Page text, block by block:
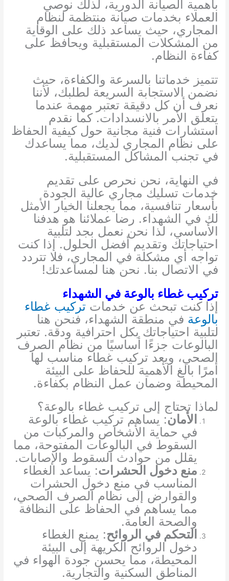
بأهمية الصيانة الدورية، لذلك نوصي
العملاء بخدمات صيانة منتظمة لنظام
المجاري، حيث يساعد ذلك على الوقاية
من المشكلات المستقبلية ويحافظ على
كفاءة النظام.
تتميز خدماتنا بالسرعة والكفاءة، حيث
نضمن الاستجابة السريعة لطلبك، لأننا
نعرف أن كل دقيقة تعتبر مهمة عندما
يتعلق الأمر بالانسدادات. كما نقدم
استشارات فنية مجانية حول كيفية الحفاظ
على نظام المجاري لديك، مما يساعدك
في تجنب المشاكل المستقبلية.
في النهاية، نحن نحرص على تقديم
خدمات تسليك مجاري عالية الجودة
بأسعار تنافسية، مما يجعلنا الخيار الأمثل
لك في الشهداء. رضا عملائنا هو هدفنا
الأساسي، لذا نحن نعمل بجد لتلبية
احتياجاتك وتقديم أفضل الحلول. إذا كنت
تواجه أي مشكلة في المجاري، فلا تتردد
في الاتصال بنا. نحن هنا لمساعدتك!
تركيب غطاء بالوعة في الشهداء
إذا كنت تبحث عن خدمات تركيب غطاء
بالوعة في منطقة الشهداء، فنحن هنا
لتلبية احتياجاتك بكل احترافية ودقة. تعتبر
البالوعات جزءًا أساسيًا من نظام الصرف
الصحي، ويعد تركيب غطاء مناسب لها
أمرًا بالغ الأهمية للحفاظ على البيئة
المحيطة وضمان عمل النظام بكفاءة.
لماذا تحتاج إلى تركيب غطاء بالوعة؟
الأمان: يساهم تركيب غطاء بالوعة
في حماية الأشخاص والمركبات من
السقوط في البالوعات المفتوحة، مما
يقلل من حوادث السقوط والإصابات.
منع دخول الحشرات: يساعد الغطاء
المناسب في منع دخول الحشرات
والقوارض إلى نظام الصرف الصحي،
مما يساهم في الحفاظ على النظافة
والصحة العامة.
التحكم في الروائح: يمنع الغطاء
دخول الروائح الكريهة إلى البيئة
المحيطة، مما يحسن جودة الهواء في
المناطق السكنية والتجارية.